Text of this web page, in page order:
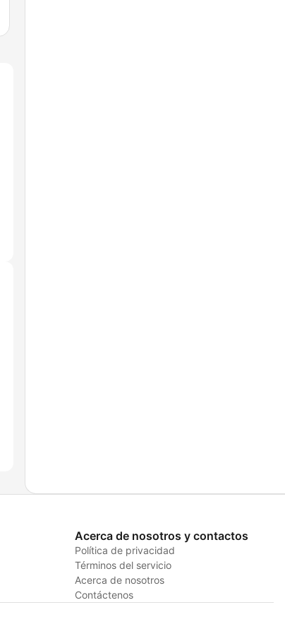
Acerca de nosotros y contactos
Política de privacidad
Términos del servicio
Acerca de nosotros
Contáctenos